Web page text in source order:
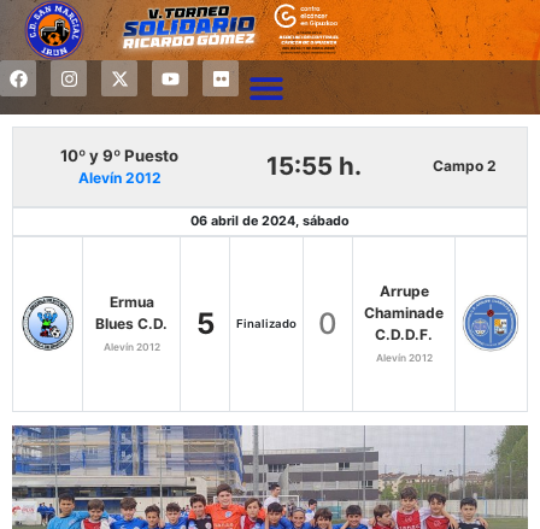
10º y 9º Puesto
Alevín 2012 15:55 h. Campo 2
06 abril de 2024, sábado
Ermua
Blues C.D.
Alevín 2012
5 Finalizado 0
Arrupe
Chaminade
C.D.D.F.
Alevín 2012